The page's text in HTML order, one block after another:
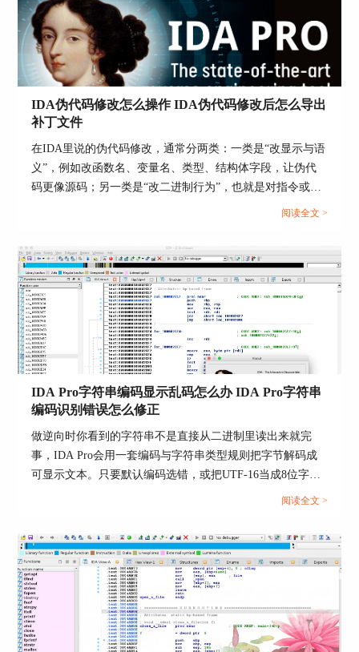
3.2 DispatchWrite函数的分发
3.2.1通讯数据结构的部分分析
这里就比较关键了，可以注意到丢了两个通讯条
另一个是sysBuffer的值是一个固定值。
由此我们目前可以确定InputBuffer中的前8个字节
0x345821AB00000270
前四个字节是长度，后四个字节是固定标识码，用
于确认三环程序的身份。
IDA伪代码修改怎么操作 IDA伪代码修改后怎么导出
补丁文件
在IDA里说的伪代码修改，通常分两类：一类是“改显示与语
义”，例如改函数名、变量名、类型、结构体字段，让伪代
码更像源码；另一类是“改二进制行为”，也就是对指令或字
节打补丁，伪代码会随之变化。要能导出补丁文件，必须发
阅读全文 >
IDA Pro字符串编码显示乱码怎么办 IDA Pro字符串
编码识别错误怎么修正
做逆向时你看到的字符串不是直接从二进制里读出来就完
事，IDA Pro会用一套编码与字符串类型规则把字节解码成
可显示文本。只要默认编码选错，或把UTF-16当成8位字符
串去解，就会出现乱码、问号、断字，甚至字符串列表里一
显示乱码怎么办，IDA Pro字符串编码识别错误怎么修正这
件事处理干净，思路是先修正单条字符串的类型与编码，再
把默认规则改到更贴近样本，最后控制自动识别的范围与口
径。...
阅读全文 >